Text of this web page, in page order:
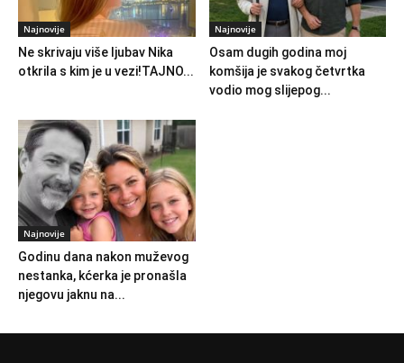
Najnovije
Ne skrivaju više ljubav Nika
otkrila s kim je u vezi!TAJNO...
Najnovije
Osam dugih godina moj
komšija je svakog četvrtka
vodio mog slijepog...
Najnovije
Godinu dana nakon muževog
nestanka, kćerka je pronašla
njegovu jaknu na...